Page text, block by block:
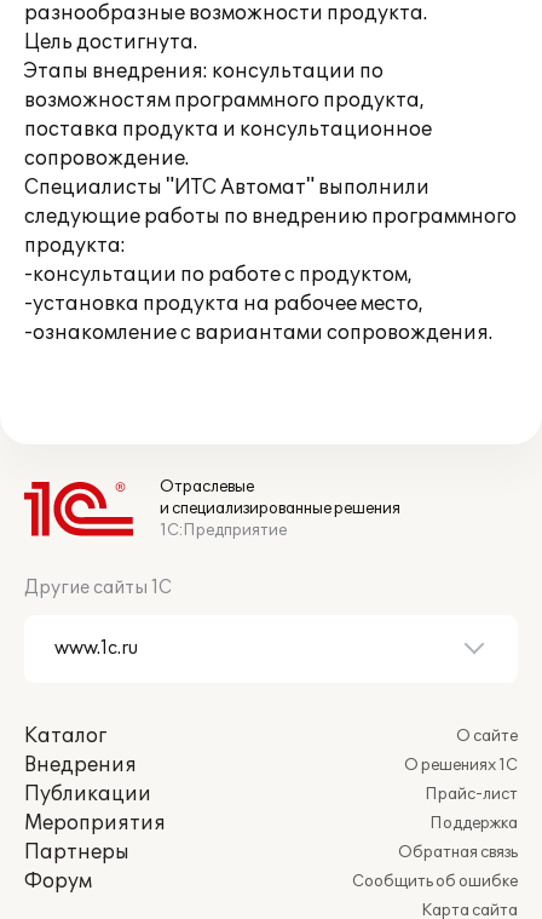
разнообразные возможности продукта.
Цель достигнута.
Этапы внедрения: консультации по
возможностям программного продукта,
поставка продукта и консультационное
сопровождение.
Специалисты "ИТС Автомат" выполнили
следующие работы по внедрению программного
продукта:
-консультации по работе с продуктом,
-установка продукта на рабочее место,
-ознакомление с вариантами сопровождения.
Отраслевые
и специализированные решения
1С:Предприятие
Другие сайты 1С
Каталог
Внедрения
Публикации
Мероприятия
Партнеры
Форум
О сайте
О решениях 1С
Прайс-лист
Поддержка
Обратная связь
Сообщить об ошибке
Карта сайта